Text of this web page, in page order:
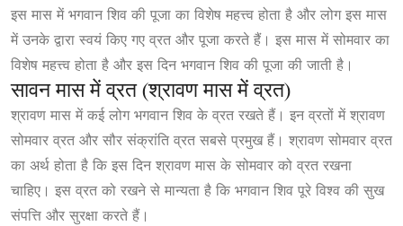
इस मास में भगवान शिव की पूजा का विशेष महत्त्व होता है और लोग इस मास
में उनके द्वारा स्वयं किए गए व्रत और पूजा करते हैं। इस मास में सोमवार का
विशेष महत्त्व होता है और इस दिन भगवान शिव की पूजा की जाती है।
सावन मास में व्रत (श्रावण मास में व्रत)
श्रावण मास में कई लोग भगवान शिव के व्रत रखते हैं। इन व्रतों में श्रावण
सोमवार व्रत और सौर संक्रांति व्रत सबसे प्रमुख हैं। श्रावण सोमवार व्रत
का अर्थ होता है कि इस दिन श्रावण मास के सोमवार को व्रत रखना
चाहिए। इस व्रत को रखने से मान्यता है कि भगवान शिव पूरे विश्व की सुख
संपत्ति और सुरक्षा करते हैं।